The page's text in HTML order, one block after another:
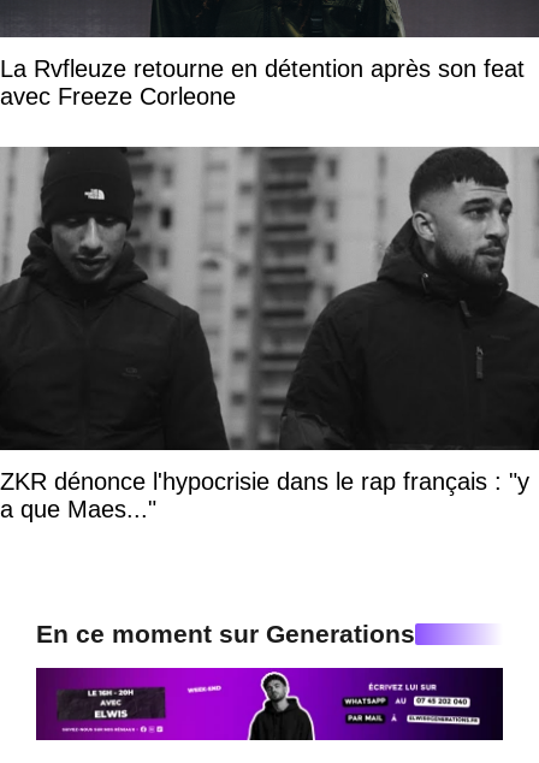
La Rvfleuze retourne en détention après son feat
avec Freeze Corleone
ZKR dénonce l'hypocrisie dans le rap français : "y
a que Maes..."
En ce moment sur Generations